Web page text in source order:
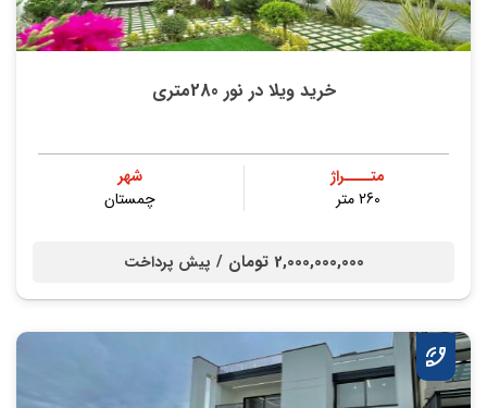
خرید ویلا در نور 280متری
متــــراژ
260 متر
شهر
چمستان
2,000,000,000 تومان / پیش پرداخت